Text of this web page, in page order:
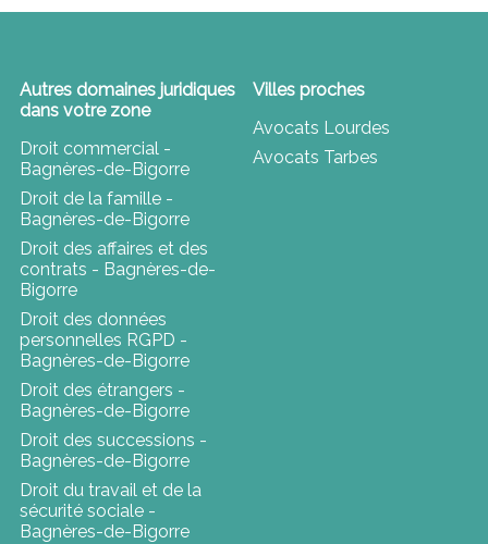
Autres domaines juridiques
dans votre zone
Droit commercial -
Bagnères-de-Bigorre
Droit de la famille -
Bagnères-de-Bigorre
Droit des affaires et des
contrats - Bagnères-de-
Bigorre
Droit des données
personnelles RGPD -
Bagnères-de-Bigorre
Droit des étrangers -
Bagnères-de-Bigorre
Droit des successions -
Bagnères-de-Bigorre
Droit du travail et de la
sécurité sociale -
Bagnères-de-Bigorre
Villes proches
Avocats Lourdes
Avocats Tarbes